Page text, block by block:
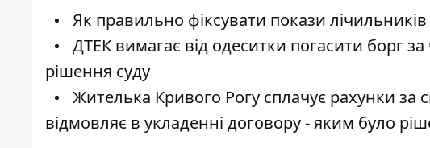
Як правильно фіксувати покази лічильників
ДТЕК вимагає від одеситки погасити борг
рішення суду
Жителька Кривого Рогу сплачує рахунки за
відмовляє в укладенні договору - яким було